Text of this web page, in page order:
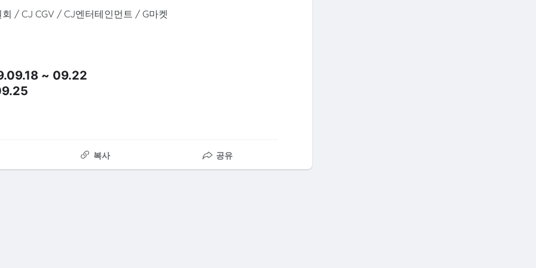
/ CJ CGV / CJ엔터테인먼트 / G마켓
~ 09.22
복사 공유